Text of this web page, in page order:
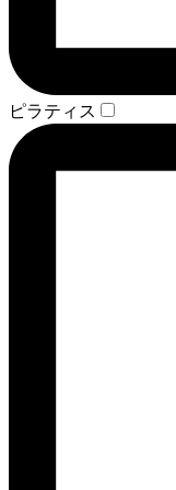
ピラティス